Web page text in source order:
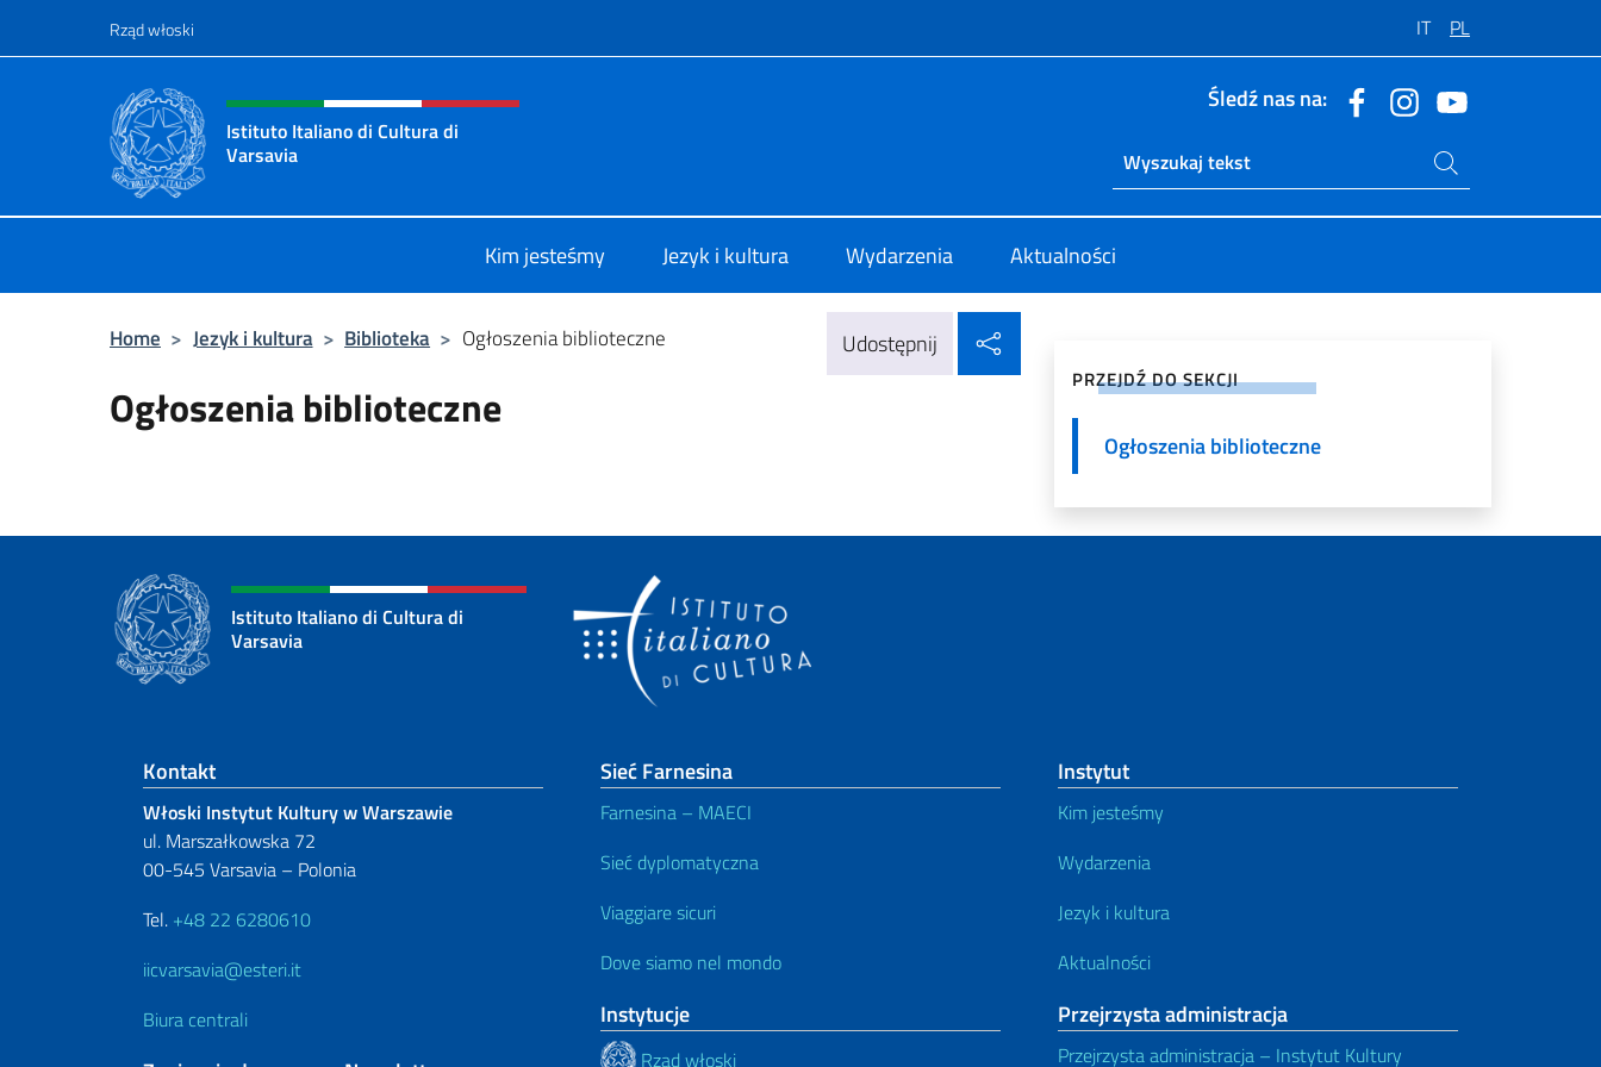
Rząd włoski IT PL
Header, social and menu of site
Istituto Italiano di Cultura di
Varsavia
Śledź nas na:
Ricerca sito live
Szukaj na stronie
Kim jesteśmy Jezyk i kultura Wydarzenia Aktualności
Home > Jezyk i kultura > Biblioteka > Ogłoszenia biblioteczne Udostępnij
Ogłoszenia biblioteczne PRZEJDŹ DO SEKCJI
Ogłoszenia biblioteczne
Istituto Italiano di Cultura di
Varsavia
Footer section
Kontakt
Włoski Instytut Kultury w Warszawie
ul. Marszałkowska 72
00-545 Varsavia – Polonia
Tel. +48 22 6280610
iicvarsavia@esteri.it
Biura centrali
Sieć Farnesina
Farnesina – MAECI
Sieć dyplomatyczna
Viaggiare sicuri
Dove siamo nel mondo
Instytucje
Rząd włoski
Instytut
Kim jesteśmy
Wydarzenia
Jezyk i kultura
Aktualności
Przejrzysta administracja
Przejrzysta administracja – Instytut Kultury